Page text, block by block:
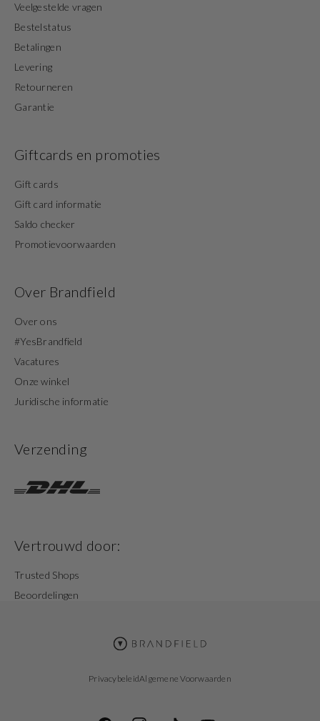
Veelgestelde vragen
Bestelstatus
Betalingen
Levering
Retourneren
Garantie
Giftcards en promoties
Gift cards
Gift card informatie
Saldo checker
Promotievoorwaarden
Over Brandfield
Over ons
#YesBrandfield
Vacatures
Onze winkel
Juridische informatie
Verzending
Vertrouwd door:
Trusted Shops
Beoordelingen
PrivacybeleidAlgemene Voorwaarden